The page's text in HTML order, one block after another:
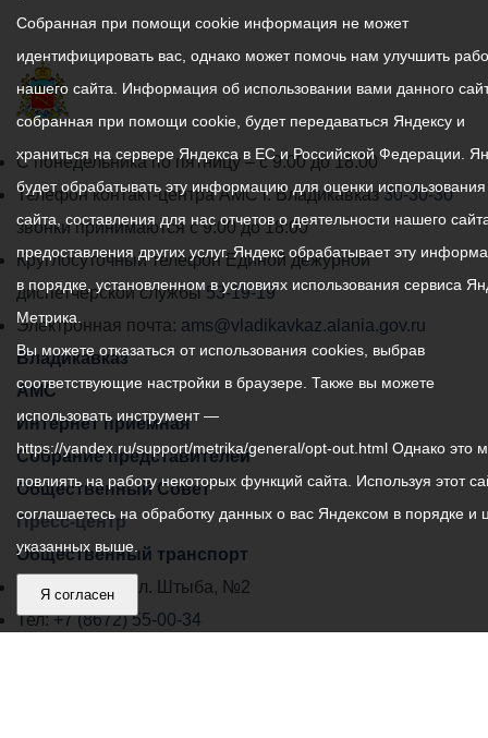
График
работы
администрации
местного
самоуправления
города
Владикавказ:
С понедельника по пятницу – с 9.00 до 18.00
Телефон контакт-центра АМС г. Владикавказ30-30-30
звонки принимаются с 9:00 до 18:00
Круглосуточный телефон Единой дежурной
диспетчерской службы53-19-19
Электронная почта: ams@vladikavkaz.alania.gov.ru
Владикавказ
АМС
Интернет приемная
Собрание представителей
Общественный Совет
Пресс-центр
Общественный транспорт
Владикавказ, пл. Штыба, №2
Тел:+7 (8672) 55-00-34
Собранная при помощи cookie информация не может
идентифицировать вас, однако может помочь нам улучшить
нашего сайта. Информация об использовании вами данного
собранная при помощи cookie, будет передаваться Яндексу и
храниться на сервере Яндекса в ЕС и Российской Федерации.
будет обрабатывать эту информацию для оценки
сайта, составления для нас отчетов о деятельности нашего
предоставления других услуг. Яндекс обрабатывает эту
в порядке, установленном в условиях использования сервиса
Метрика.
Вы можете отказаться от использования cookies, выбрав
соответствующие настройки в браузере. Также вы можете
использовать инструмент —
https://yandex.ru/support/metrika/general/opt-out.html Однако это
повлиять на работу некоторых функций сайта. Используя этот
соглашаетесь на обработку данных о вас Яндексом в порядке и
указанных выше.
Я согласен